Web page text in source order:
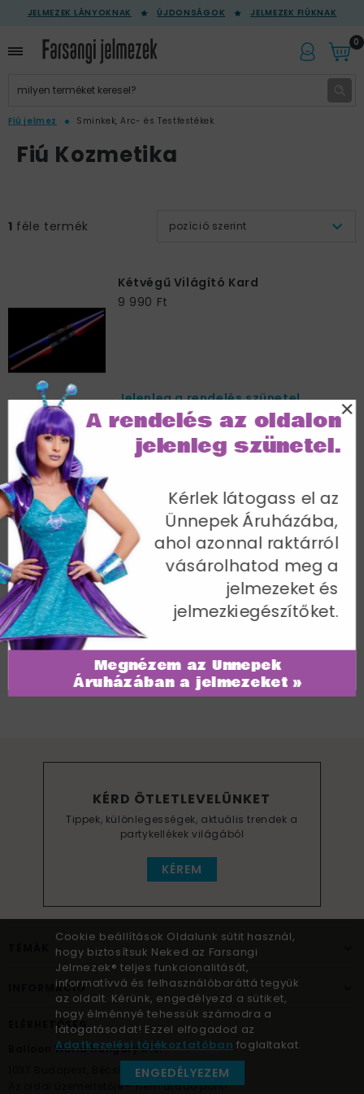
JELMEZEK LÁNYOKNAK ÚJDONSÁGOK JELMEZEK FIÚKNAK
0
Fiú jelmez Sminkek, Arc- és Testfestékek
Fiú Kozmetika
1 féle termék pozíció szerint
Kétvégű Világító Kard
9 990 Ft
Jelenleg a rendelés szünetel
KÉRD ÖTLETLEVELÜNKET
Tippek, különlegességek, aktuális trendek a
partykellékek világából
KÉREM
INFORMÁCIÓ
ELÉRHETŐSÉG
Balloon World Hungary Kft.
Bécsi út 267.
Az oldal üzemeltetője – nem átadó pont!
Cookie beállítások Oldalunk sütit használ,
hogy biztosítsuk Neked az Farsangi
Jelmezek® teljes funkcionalitását,
informatívvá és felhasználóbaráttá tegyük
az oldalt. Kérünk, engedélyezd a sütiket,
hogy élménnyé tehessük számodra a
látogatásodat! Ezzel elfogadod az
Adatkezelési tájékoztatóban foglaltakat.
ENGEDÉLYEZEM
Megnézem az Ünnepek
Áruházában a jelmezeket »
Kérlek látogass el az
Ünnepek Áruházába,
ahol azonnal raktárról
vásárolhatod meg a
jelmezeket és
jelmezkiegészítőket.
A rendelés az oldalon
jelenleg szünetel.
×